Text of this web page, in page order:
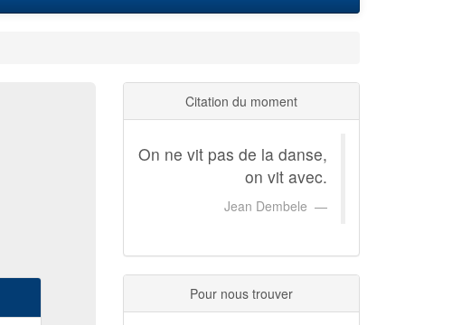
Citation du moment
On ne vit pas de la danse,
on vit avec.
Jean Dembele
Pour nous trouver